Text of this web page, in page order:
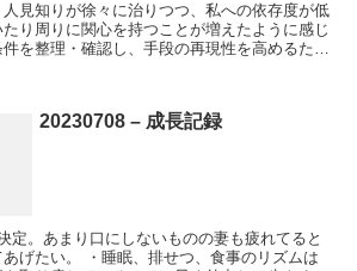
見知りが徐々に治りつつ、私への依存度が低
り周りに関心を持つことが増えたように感じ
を整理・確認し、手段の再現性を高めるため
20230708 – 成長記録
定。あまり口にしないものの妻も疲れてると
げたい。 ・睡眠、排せつ、食事のリズムは